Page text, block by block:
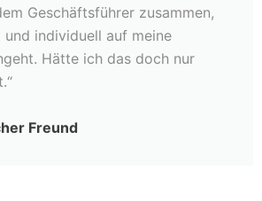
Geschäftsführer zusammen,
individuell auf meine
Hätte ich das doch nur
Freund